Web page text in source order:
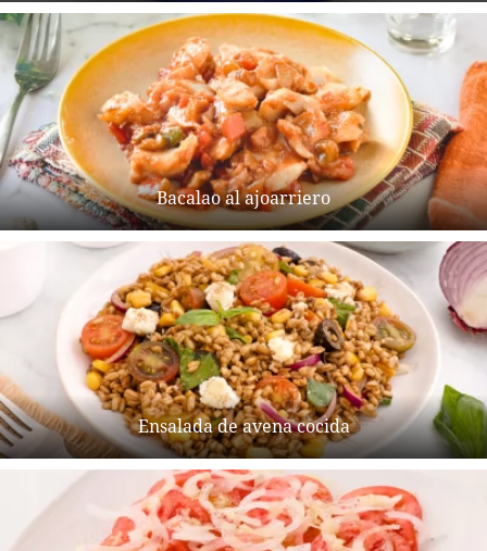
Bacalao al ajoarriero
Ensalada de avena cocida